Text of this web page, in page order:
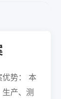
优势： 本
产、测